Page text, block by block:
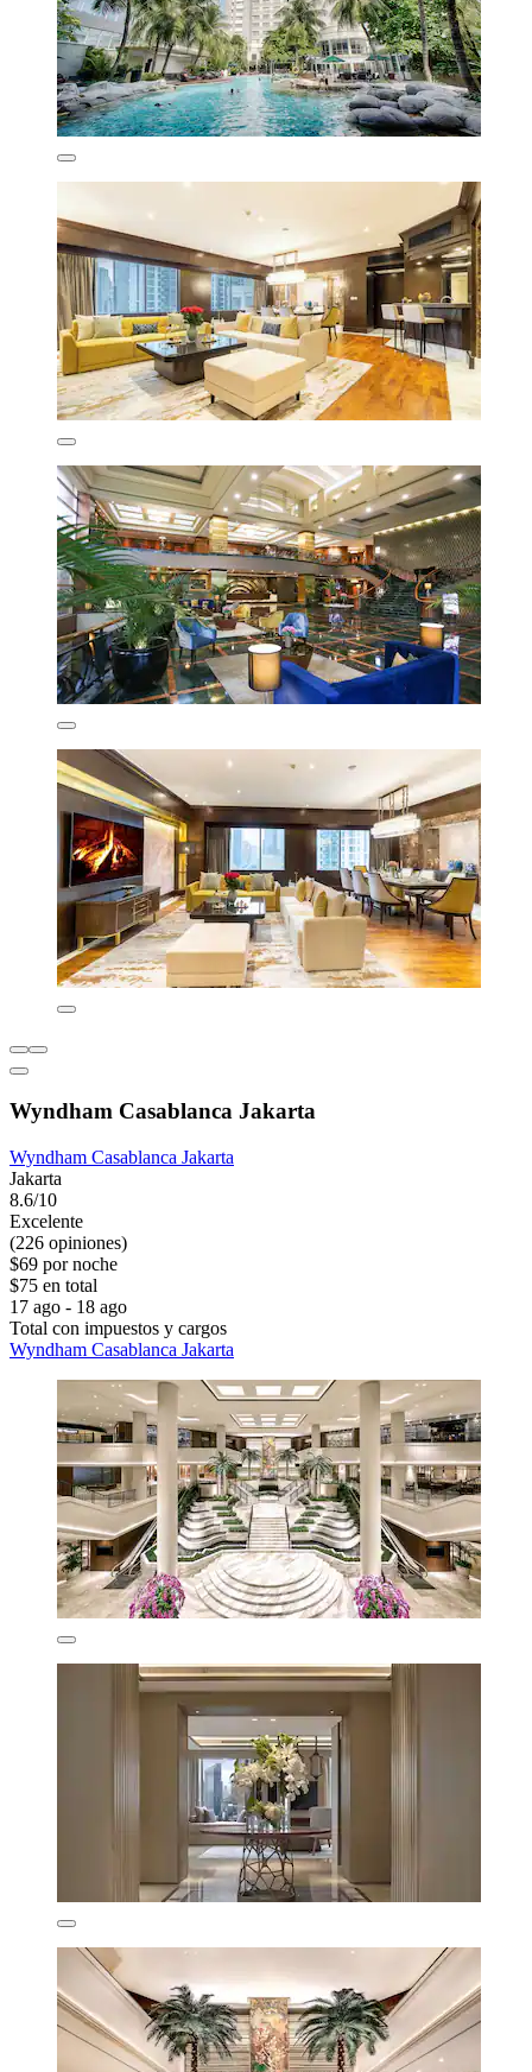
Wyndham Casablanca Jakarta
Wyndham Casablanca Jakarta
Jakarta
8.6/10
Excelente
(226 opiniones)
$69 por noche
$75 en total
17 ago - 18 ago
Total con impuestos y cargos
Wyndham Casablanca Jakarta